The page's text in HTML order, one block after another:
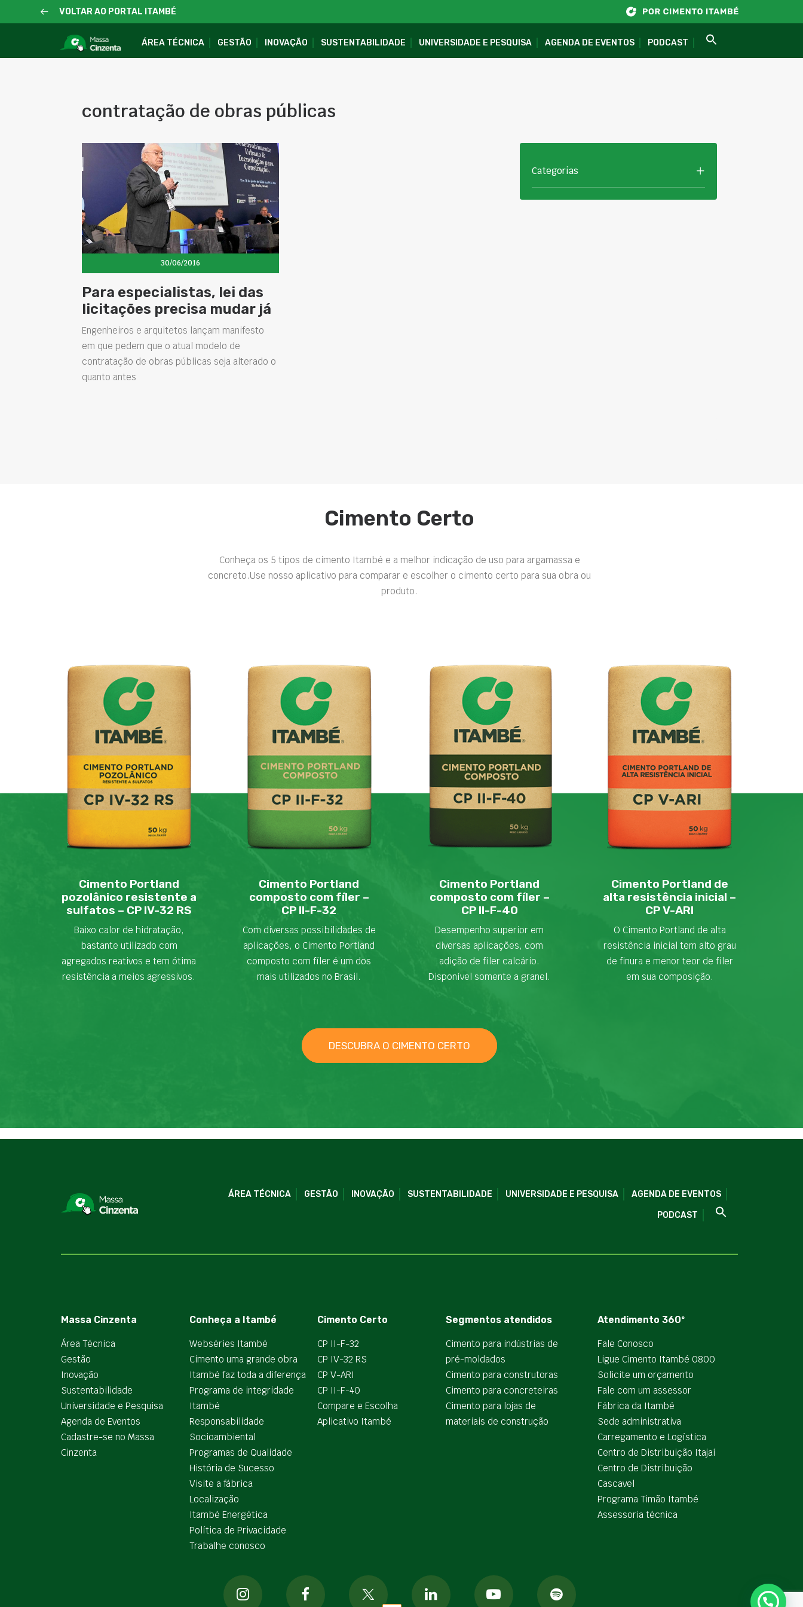
VOLTAR AO PORTAL ITAMBÉ
ÁREA TÉCNICA GESTÃO INOVAÇÃO SUSTENTABILIDADE UNIVERSIDADE E PESQUISA AGENDA DE EVENTOS PODCAST
contratação de obras públicas
30/06/2016
Para especialistas, lei das
licitações precisa mudar já
Engenheiros e arquitetos lançam manifesto
em que pedem que o atual modelo de
contratação de obras públicas seja alterado o
quanto antes
Categorias
Cimento Certo
Conheça os 5 tipos de cimento Itambé e a melhor indicação de uso para argamassa e
concreto.Use nosso aplicativo para comparar e escolher o cimento certo para sua obra ou
produto.
Cimento Portland
pozolânico resistente a
sulfatos – CP IV-32 RS
Baixo calor de hidratação,
bastante utilizado com
agregados reativos e tem ótima
resistência a meios agressivos.
Cimento Portland
composto com fíler –
CP II-F-32
Com diversas possibilidades de
aplicações, o Cimento Portland
composto com fíler é um dos
mais utilizados no Brasil.
Cimento Portland
composto com fíler –
CP II-F-40
Desempenho superior em
diversas aplicações, com
adição de fíler calcário.
Disponível somente a granel.
Cimento Portland de
alta resistência inicial –
CP V-ARI
O Cimento Portland de alta
resistência inicial tem alto grau
de finura e menor teor de fíler
em sua composição.
DESCUBRA O CIMENTO CERTO
ÁREA TÉCNICA GESTÃO INOVAÇÃO SUSTENTABILIDADE UNIVERSIDADE E PESQUISA AGENDA DE EVENTOS
PODCAST
Massa Cinzenta
Área Técnica
Gestão
Inovação
Sustentabilidade
Universidade e Pesquisa
Agenda de Eventos
Cadastre-se no Massa
Cinzenta
Conheça a Itambé
Webséries Itambé
Cimento uma grande obra
Itambé faz toda a diferença
Programa de integridade
Itambé
Responsabilidade
Socioambiental
Programas de Qualidade
História de Sucesso
Visite a fábrica
Localização
Itambé Energética
Política de Privacidade
Trabalhe conosco
Cimento Certo
CP II-F-32
CP IV-32 RS
CP V-ARI
CP II-F-40
Compare e Escolha
Aplicativo Itambé
Segmentos atendidos
Cimento para indústrias de
pré-moldados
Cimento para construtoras
Cimento para concreteiras
Cimento para lojas de
materiais de construção
Atendimento 360º
Fale Conosco
Ligue Cimento Itambé 0800
Solicite um orçamento
Fale com um assessor
Fábrica da Itambé
Sede administrativa
Carregamento e Logística
Centro de Distribuição Itajaí
Centro de Distribuição
Cascavel
Programa Timão Itambé
Assessoria técnica